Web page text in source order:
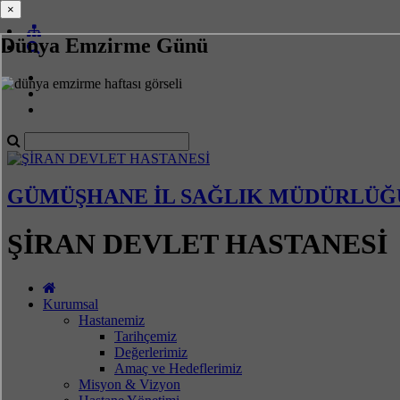
Dünya Emzirme Günü
GÜMÜŞHANE İL SAĞLIK
ŞİRAN DEVLET HASTANESİ
Kurumsal
Hastanemiz
Tarihçemiz
Değerlerimiz
Amaç ve Hedeflerimiz
Misyon & Vizyon
×